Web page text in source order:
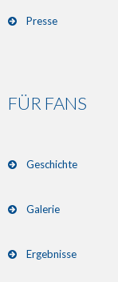
Presse
FÜR FANS
Geschichte
Galerie
Ergebnisse